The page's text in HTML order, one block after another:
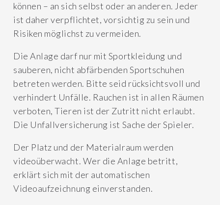
können – an sich selbst oder an anderen. Jeder
ist daher verpflichtet, vorsichtig zu sein und
Risiken möglichst zu vermeiden.
Die Anlage darf nur mit Sportkleidung und
sauberen, nicht abfärbenden Sportschuhen
betreten werden. Bitte seid rücksichtsvoll und
verhindert Unfälle. Rauchen ist in allen Räumen
verboten, Tieren ist der Zutritt nicht erlaubt.
Die Unfallversicherung ist Sache der Spieler.
Der Platz und der Materialraum werden
videoüberwacht. Wer die Anlage betritt,
erklärt sich mit der automatischen
Videoaufzeichnung einverstanden.